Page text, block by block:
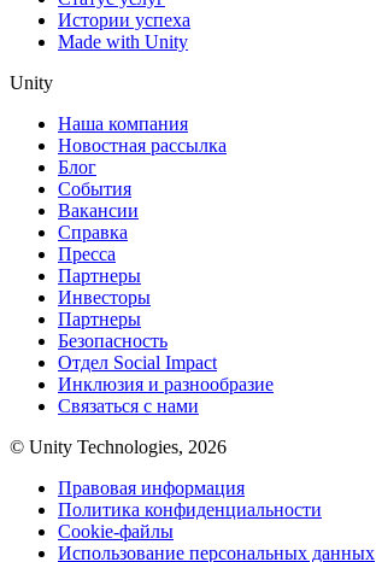
Истории успеха
Made with Unity
Unity
Наша компания
Новостная рассылка
Блог
События
Вакансии
Справка
Пресса
Партнеры
Инвесторы
Партнеры
Безопасность
Отдел Social Impact
Инклюзия и разнообразие
Связаться с нами
© Unity Technologies, 2026
Правовая информация
Политика конфиденциальности
Cookie-файлы
Использование персональных данных